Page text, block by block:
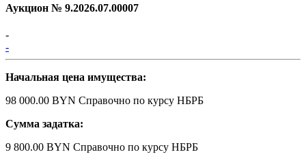
Аукцион № 9.2026.07.00007
-
-
Начальная цена имущества:
98 000.00 BYN Справочно по курсу НБРБ
Сумма задатка:
9 800.00 BYN Справочно по курсу НБРБ